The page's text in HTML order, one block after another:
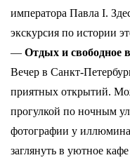
императора Павла I.
экскурсия по истории
—Отдых и свободное
Вечер в Санкт-
приятных открытий.
прогулкой по ночным
фотографии у
заглянуть в уютное